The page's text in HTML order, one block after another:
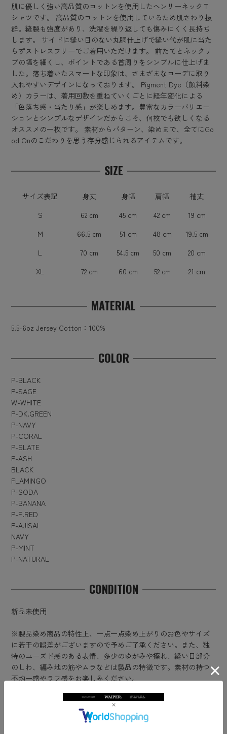
肌に優しく強い高品質のコットンを使用したヘンリーネックＴ
シャツです。 高品質のコットンを使用しているため肌さわり抜
群。縫製も強度があり、洗濯を繰り返しても傷みにくく長持ち
します。 サイドに縫い目のない丸胴仕上げで縫い代が肌に当た
らずストレスフリーでご着用いただけます。 前たてとネックリ
ブの幅を細くし、ポイントである首周りをシンプルに仕上げま
した。落ち着いたスマートな印象は、さまざまなコーデに取り
入れやすいデザインになっております。 Pigment Dye（顔料染
め）カラーは、着用回数を重ねていくごとに経年変化による
「色落ち感・当たり感」が楽しめます。豊富なカラーバリエー
ションとシンプルなデザインだからこそ、何枚でも欲しくなる
オススメの一枚です。 素材からパターン、染めまで、全てにGo
od Onのこだわりを思う存分感じられるアイテムです。
SIZE
サイズ表記 身丈 身幅 肩幅
袖丈
S
62 cm 45 cm 42 cm
19 cm
M
66.5 cm 51 cm 48 cm
19.5 cm
L
70 cm 54.5 cm 50 cm
20 cm
XL
72 cm 60 cm 52 cm 21 cm
MATERIAL
5.5-6oz Jersey Cotton：100%
COLOR
P-BLACK
P-SAGE
W-WHITE
P-DK.GREEN
P-NAVY
P-CORAL
P-SLATE
P-ASH
BLACK
FLAMINGO
P-SODA
P-BANANA
P-F.RED
P-AJISAI
NAVY
P-MINT
P-NATURAL
CONDITION
新品未使用
※製品染め商品の特性上、一点一点染め上がりのお色やサイズ
に若干の誤差がございますので予めご了承ください。また、独
特のユーズド感のある表情、多少のゆがみや擦れ、縫い目部分
のしわ、編み地の筋やムラなどは製品の特徴です。素材の持つ
不均一感やラフ感をお楽しみください。